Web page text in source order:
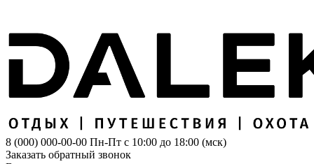
8 (000) 000-00-00 Пн-Пт с 10:00 до 18:00 (мск)
Заказать обратный звонок